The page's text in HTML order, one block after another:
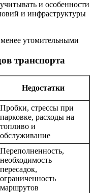
и особенности
и инфраструктуры
транспорта
Недостатки
Пробки, стрессы при
парковке, расходы на
топливо и
обслуживание
Переполненность,
необходимость
пересадок,
ограниченность
маршрутов